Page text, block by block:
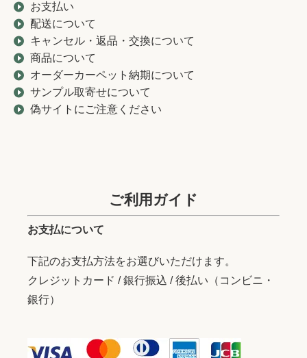
お支払い
配送について
キャンセル・返品・交換について
商品について
オーダーカーペット納期について
サンプル取寄せについて
偽サイトにご注意ください
ご利用ガイド
お支払について
下記のお支払方法をお選びいただけます。
クレジットカード / 銀行振込 / 後払い（コンビニ・
銀行）